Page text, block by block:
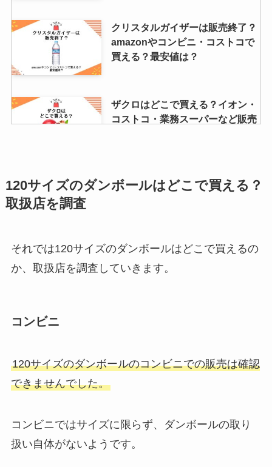
もぎもぎフルーツが販売終了？な
ぜ？どこで売ってる？再販はい
つ？値段も調査
ダイヤモンドアートはドンキで買
える？セリアやユザワヤで売って
る？売り場はどこ？
や東京駅限定の商品は？安い通販
ガスファンヒーターはどこで買
う？ヤマダ電機・ケーズデンキ・
店舗を徹底リサーチ！
クリスタルガイザーは販売終了？
amazonやコンビニ・コストコで
買える？最安値は？
ザクロはどこで買える？イオン・
コストコ・業務スーパーなど販売
ambieワイヤレスは生産終了？な
均やロフトで買える？売り場や値
ターもチェック！
ーで売ってない？セリア・ドン
キ・ホームセンターは？
120サイズのダンボールはどこで買える？
取扱店を調査
それでは120サイズのダンボールはどこで買えるの
か、取扱店を調査していきます。
コンビニ
120サイズのダンボールのコンビニでの販売は確認
できませんでした。
コンビニではサイズに限らず、ダンボールの取り
扱い自体がないようです。